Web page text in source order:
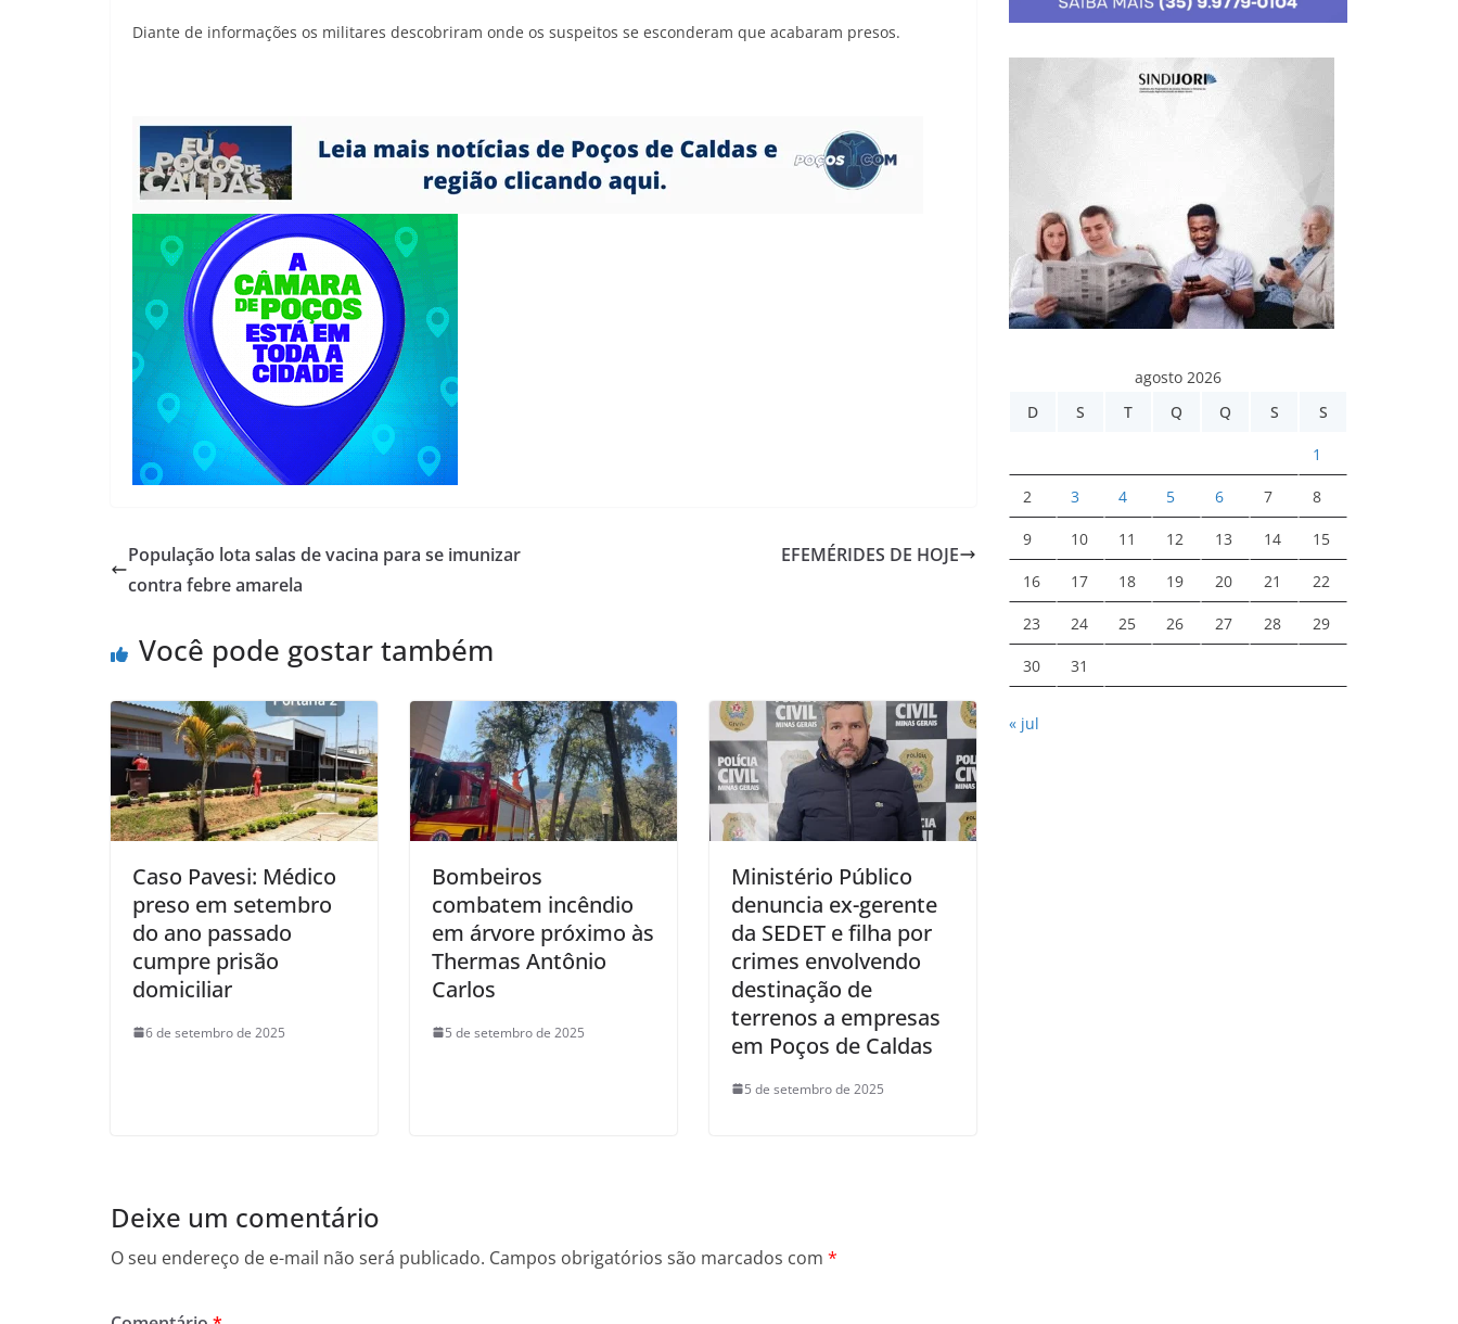
Diante de informações os militares descobriram onde os suspeitos se esconderam que acabaram presos.
População lota salas de vacina para se imunizar
contra febre amarela
EFEMÉRIDES DE HOJE
Você pode gostar também
Caso Pavesi: Médico
preso em setembro
do ano passado
cumpre prisão
domiciliar
6 de setembro de 2025
Bombeiros
combatem incêndio
em árvore próximo às
Thermas Antônio
Carlos
5 de setembro de 2025
Ministério Público
denuncia ex-gerente
da SEDET e filha por
crimes envolvendo
destinação de
terrenos a empresas
em Poços de Caldas
5 de setembro de 2025
Deixe um comentário
O seu endereço de e-mail não será publicado. Campos obrigatórios são marcados com *
agosto 2026
D
S T Q Q S S
1
2 3 4 5 6 7 8
9 10 11 12 13 14 15
16 17 18 19 20 21 22
23 24 25 26 27 28 29
30 31
« jul